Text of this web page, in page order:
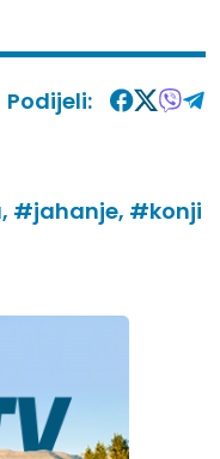
Podijeli:
#jahanje, #konji